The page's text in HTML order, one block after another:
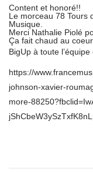
Content et honoré!!
Le morceau 78 Tours
Musique.
Merci Nathalie Piolé
Ça fait chaud au
BigUp à toute
https://
johnson-xavier-
more-